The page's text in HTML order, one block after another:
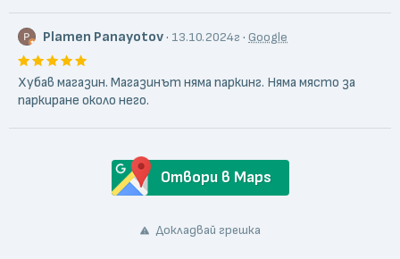
Plamen Panayotov· 13.10.2024г · Google
Хубав магазин. Магазинът няма паркинг. Няма място за
паркиране около него.
Отвори в Maps
Докладвай грешка